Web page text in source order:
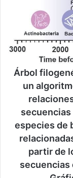
Árbol
un
secuencias
especies de
partir de
secuencias